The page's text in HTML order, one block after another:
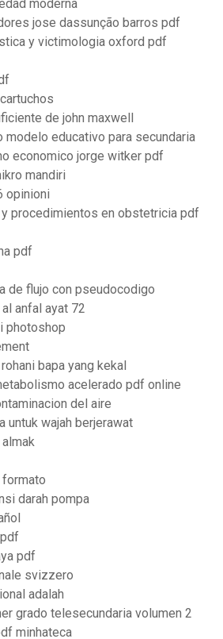
moderna
jose dassunção barros pdf
y victimologia oxford pdf
de john maxwell
modelo educativo para secundaria
economico jorge witker pdf
mandiri
opinioni
y procedimientos en obstetricia pdf
pdf
de flujo con pseudocodigo
anfal ayat 72
photoshop
bapa yang kekal
acelerado pdf online
del aire
untuk wajah berjerawat
almak
darah pompa
pdf
svizzero
adalah
grado telesecundaria volumen 2
minhateca